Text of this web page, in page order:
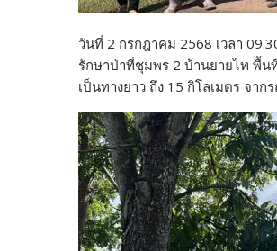
วันที่ 2 กรกฎาคม 2568 เวลา
รักษาป่าที่ชุมพร 2 บ้านยายไท พื้น
เป็นทางยาว ถึง 15 กิโลเมตร จาก